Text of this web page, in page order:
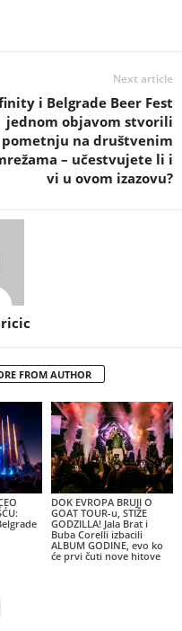
Next article
i Belgrade Beer Fest
jednom objavom stvorili
pometnju na društvenim
– učestvujete li i
vi u ovom izazovu?
FROM AUTHOR
DOK EVROPA BRUJI O
GOAT TOUR-u, STIŽE
GODZILLA! Jala Brat i
Buba Corelli izbacili
ALBUM GODINE, evo ko
će prvi čuti nove hitove